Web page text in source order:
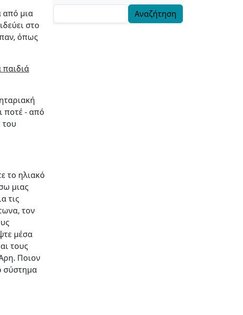
από μια
στο
όπως
παιδιά
ποτέ - από
του
το ηλιακό
μιας
τις
τον
μέσα
τους
Ποιον
σύστημα